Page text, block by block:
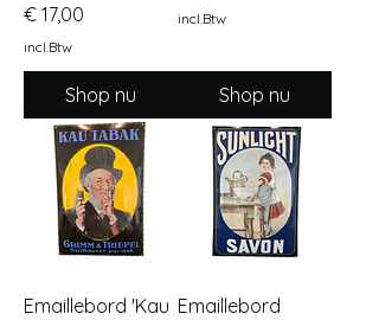
Prijs
€ 17,00
incl.Btw
Shop nu
incl.Btw
Shop nu
Emaillebord 'Kau Emaillebord